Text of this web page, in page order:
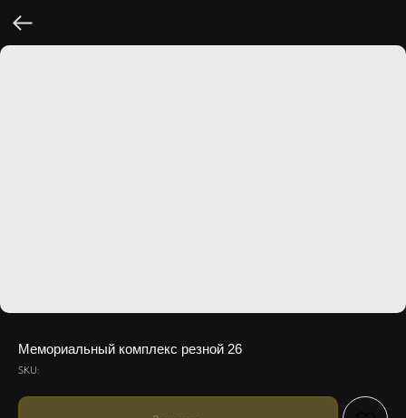
Мемориальный комплекс резной 26
SKU: